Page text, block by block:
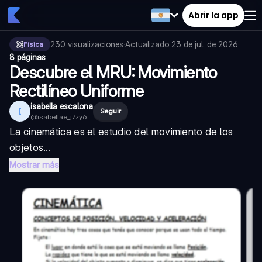
Abrir la app
Física 230 visualizaciones·Actualizado 23 de jul. de 2026·
8 páginas
Descubre el MRU: Movimiento
Rectilíneo Uniforme
I isabella escalona
@isabellae_i7zy6
Seguir
La cinemática es el estudio del movimiento de los
objetos...
Mostrar más